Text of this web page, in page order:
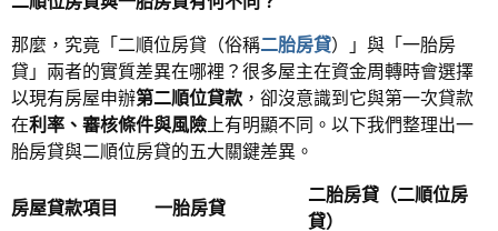
那麼，究竟「二順位房貸（俗稱二胎房貸）」與 「一胎房
貸」兩者的實質差異在哪裡？很多屋主在資金周轉時會選擇
以現有房屋申辦第二順位貸款 ，卻沒意識到它與第一次貸款
在利率、審核條件與風險 上有明顯不同。以下我們整理出一
胎房貸與二順位房貸的五大關鍵差異。
房屋貸款項目 一胎房貸
二胎房貸（二順位房
貸）